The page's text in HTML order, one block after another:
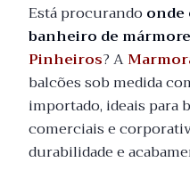
Está procurando onde
banheiro de mármore
Pinheiros? A
balcões sob medida
importado, ideais para
comerciais e
durabilidade e